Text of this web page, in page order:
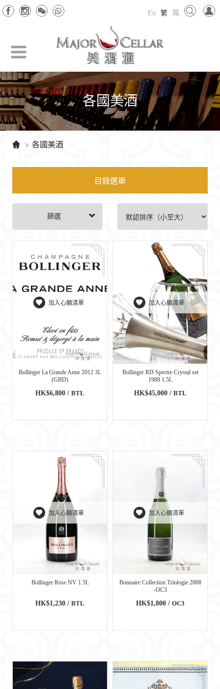
En 繁 简
各國美酒
> 各國美酒
目錄選單
篩選
加入心願清單
Bollinger La Grande Anne 2012 3L
(GBD)
HK$6,800 / BTL
加入心願清單
Bollinger RD Spectre Crystal set
1988 1.5L
HK$45,000 / BTL
加入心願清單
Bollinger Rose NV 1.5L
HK$1,230 / BTL
加入心願清單
Bonnaire Collection Triologie 2008
-OC3
HK$1,800 / OC3